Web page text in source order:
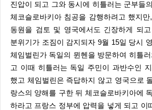
진압이 되고 그와 동시에 히틀러는 군부들
체코슬로바키아 침공을 감행하려고 했지
동원을 검토 및 영국에서도 긴장하게 되
분위기가 조짐이 감지되자 9월 15일 당시
체임벌린가 독일의 뮌헨을 방문하여 히틀
고 이때 히틀러는 독일 주민이 과반수인
했고 체임벌린은 즉답하지 않고 영국으로
랑스의 양해를 구한 뒤 체코슬로바키아에
하라고 프랑스 정부에 압력을 넣게 되고 이